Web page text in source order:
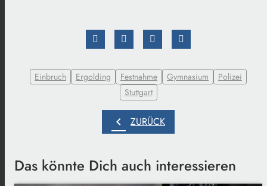
Einbruch Ergolding Festnahme Gymnasium
Polizei
Stuttgart
chevron_left ZURÜCK
Das könnte Dich auch interessieren